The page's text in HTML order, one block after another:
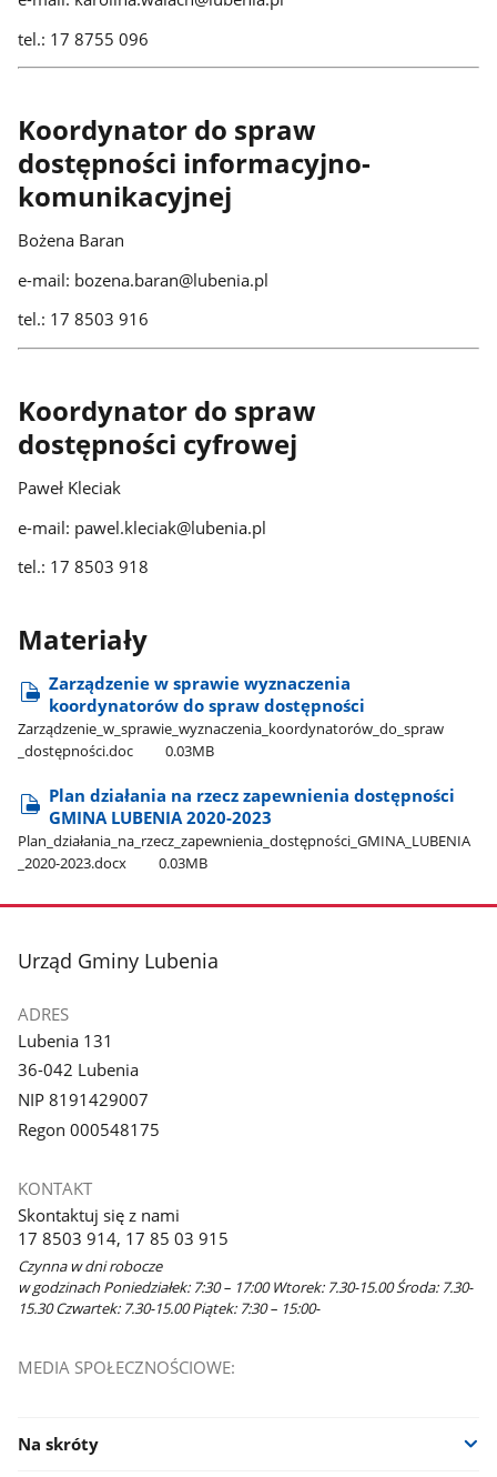
tel.: 17 8755 096
Koordynator do spraw
dostępności informacyjno-
komunikacyjnej
Bożena Baran
e-mail: bozena.baran@lubenia.pl
tel.: 17 8503 916
Koordynator do spraw
dostępności cyfrowej
Paweł Kleciak
e-mail: pawel.kleciak@lubenia.pl
tel.: 17 8503 918
Materiały
Zarządzenie w sprawie wyznaczenia
koordynatorów do spraw dostępności
Zarządzenie​_w​_sprawie​_wyznaczenia​_koordynatorów​_do​_spraw​
_dostępności.doc
0.03MB
Plan działania na rzecz zapewnienia dostępności
GMINA LUBENIA 2020-2023
Plan​_działania​_na​_rzecz​_zapewnienia​_dostępności​_GMINA​_LUBENIA​
_2020-2023.docx
0.03MB
stopka
Urząd Gminy Lubenia
ADRES
Lubenia 131
36-042 Lubenia
NIP 8191429007
Regon 000548175
KONTAKT
Skontaktuj się z nami
17 8503 914, 17 85 03 915
Czynna w dni robocze
w godzinach Poniedziałek: 7:30 – 17:00 Wtorek: 7.30-15.00 Środa: 7.30-
15.30 Czwartek: 7.30-15.00 Piątek: 7:30 – 15:00-
MEDIA SPOŁECZNOŚCIOWE:
Na skróty